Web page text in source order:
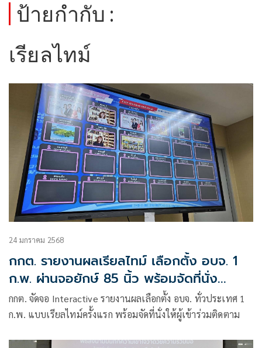
ป้ายกำกับ :
เรียลไทม์
24 มกราคม 2568
กกต. รายงานผลเรียลไทม์ เลือกตั้ง อบจ. 1
ก.พ. ผ่านจอยักษ์ 85 นิ้ว พร้อมจัดที่นั่ง
รองรับ
กกต. จัดจอ Interactive รายงานผลเลือกตั้ง อบจ. ทั่วประเทศ 1
ก.พ. แบบเรียลไทม์ครั้งแรก พร้อมจัดที่นั่งให้ผู้เข้าร่วมติดตาม